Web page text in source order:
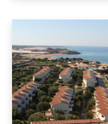
mare ma
con la natura
culturale. Il
vastità della
cristallino ed
Paradise
per